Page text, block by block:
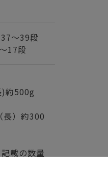
～39段
17段
約500g
）約300
載の数量